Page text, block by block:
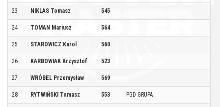
23 NIKLAS Tomasz 545
24 TOMAN Mariusz 564
25 STAROWICZ Karol 560
26 KARBOWIAK Krzysztof 523
27 WRÓBEL Przemysław 569
28 RYTWIŃSKI Tomasz 553 PGD GRUPA